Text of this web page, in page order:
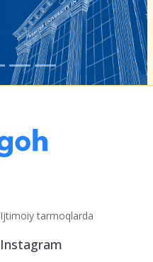
Ijtimoiy tarmoqlarda
Instagram